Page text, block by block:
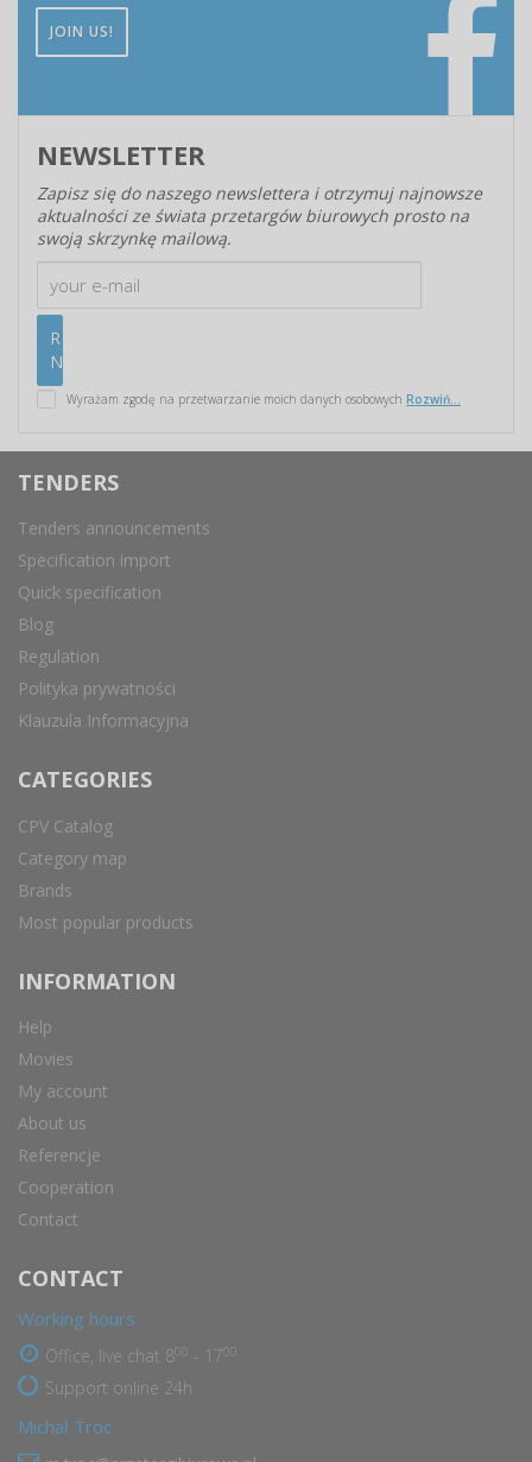
JOIN US!
NEWSLETTER
Zapisz się do naszego newslettera i otrzymuj najnowsze
aktualności ze świata przetargów biurowych prosto na
swoją skrzynkę mailową.
Wyrażam zgodę na przetwarzanie moich danych osobowych Rozwiń...
TENDERS
Tenders announcements
Specification import
Quick specification
Blog
Regulation
Polityka prywatności
Klauzula Informacyjna
CATEGORIES
CPV Catalog
Category map
Brands
Most popular products
INFORMATION
Help
Movies
My account
About us
Referencje
Cooperation
Contact
CONTACT
Working hours
Office, live chat 8 - 17
Support online 24h
Michał Troc